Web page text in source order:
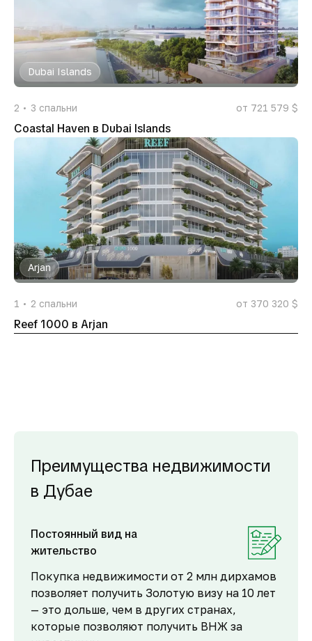
Dubai Islands
2 3 спальни от 721 579 $
Coastal Haven в Dubai Islands
Arjan
1 2 спальни от 370 320 $
Reef 1000 в Arjan
Преимущества недвижимости
в Дубае
Постоянный вид на
жительство
Покупка недвижимости от 2 млн дирхамов
позволяет получить Золотую визу на 10 лет
— это дольше, чем в других странах,
которые позволяют получить ВНЖ за